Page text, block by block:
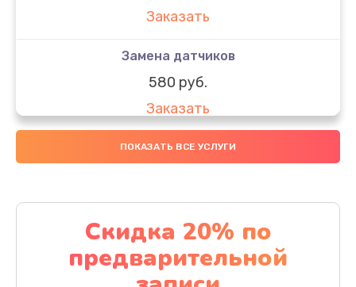
Заказать
Замена датчиков
580 руб.
Заказать
Комплексная чистка
Заказать
Замена дисплея (экрана)
2000 руб.
ПОКАЗАТЬ ВСЕ УСЛУГИ
Скидка 20% по
предварительной